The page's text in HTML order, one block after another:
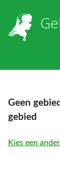
Geen
gebied
Kies een